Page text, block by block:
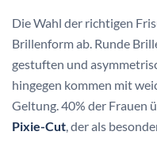
Die Wahl der richtigen
Brillenform ab. Runde
gestuften und
hingegen kommen mit
Geltung. 40% der Frauen
Pixie-Cut , der als